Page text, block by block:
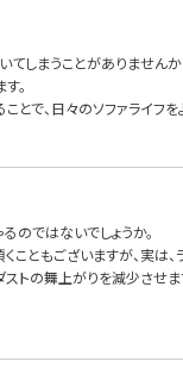
てしまうことがありませんか
。
とで、日々のソファライフ
のではないでしょうか。
こともございますが、実は
トの舞上がりを減少させ